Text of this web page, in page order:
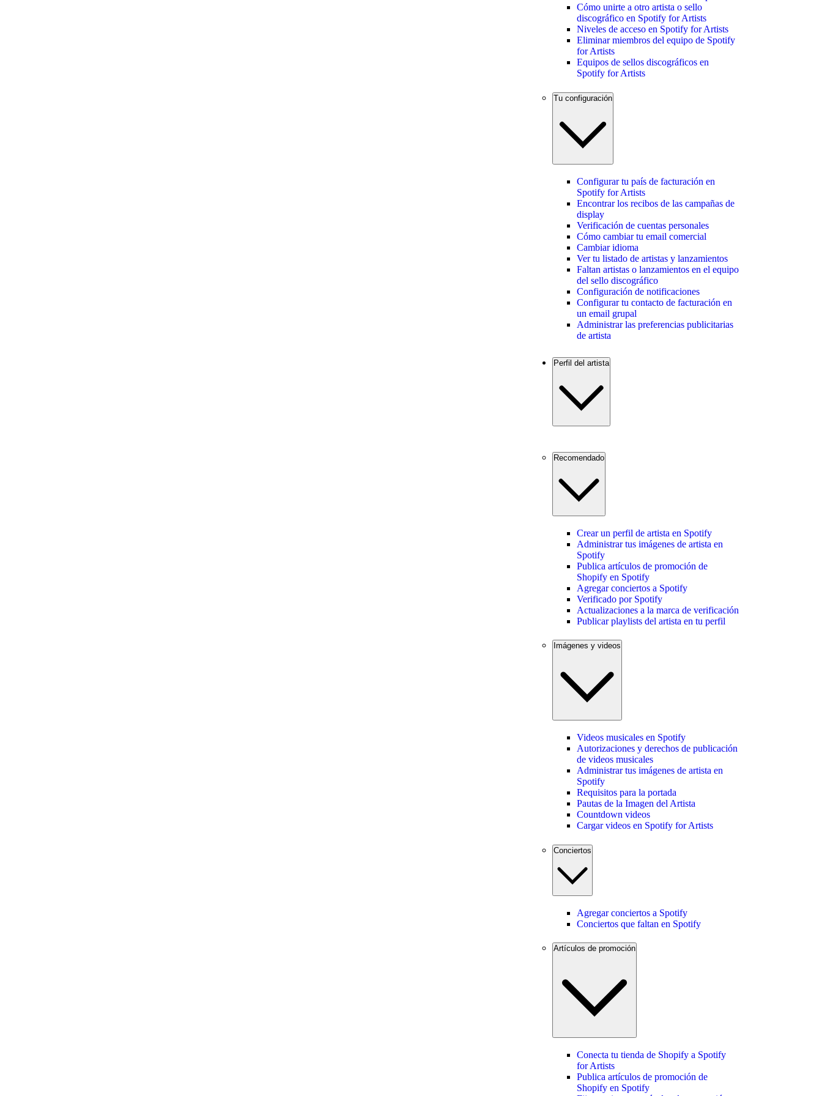
Cómo unirte a otro artista o sello
discográfico en Spotify for Artists
Niveles de acceso en Spotify for Artists
Eliminar miembros del equipo de Spotify
for Artists
Equipos de sellos discográficos en
Spotify for Artists
Tu configuración
Configurar tu país de facturación en
Spotify for Artists
Encontrar los recibos de las campañas de
display
Verificación de cuentas personales
Cómo cambiar tu email comercial
Cambiar idioma
Ver tu listado de artistas y lanzamientos
Faltan artistas o lanzamientos en el equipo
del sello discográfico
Configuración de notificaciones
Configurar tu contacto de facturación en
un email grupal
Administrar las preferencias publicitarias
de artista
Perfil del artista
Recomendado
Crear un perfil de artista en Spotify
Administrar tus imágenes de artista en
Spotify
Publica artículos de promoción de
Shopify en Spotify
Agregar conciertos a Spotify
Verificado por Spotify
Actualizaciones a la marca de verificación
Publicar playlists del artista en tu perfil
Imágenes y videos
Videos musicales en Spotify
Autorizaciones y derechos de publicación
de videos musicales
Administrar tus imágenes de artista en
Spotify
Requisitos para la portada
Pautas de la Imagen del Artista
Countdown videos
Cargar videos en Spotify for Artists
Conciertos
Agregar conciertos a Spotify
Conciertos que faltan en Spotify
Artículos de promoción
Conecta tu tienda de Shopify a Spotify
for Artists
Publica artículos de promoción de
Shopify en Spotify